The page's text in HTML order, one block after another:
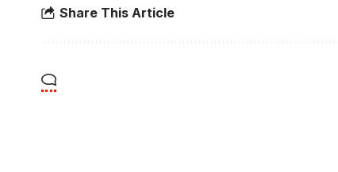
Share This Article